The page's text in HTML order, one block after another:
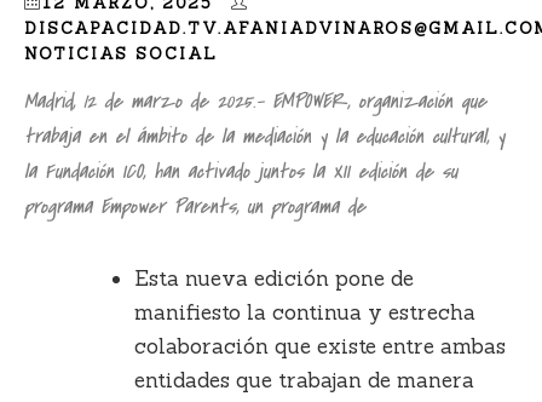
NOTICIAS SOCIAL
Madrid, 12 de marzo de 2025.- EMPOWER, organización que
trabaja en el ámbito de la mediación y la educación cultural, y
la Fundación ICO, han activado juntos la XII edición de su
programa Empower Parents, un programa de
Esta nueva edición pone de
manifiesto la continua y estrecha
colaboración que existe entre ambas
entidades que trabajan de manera